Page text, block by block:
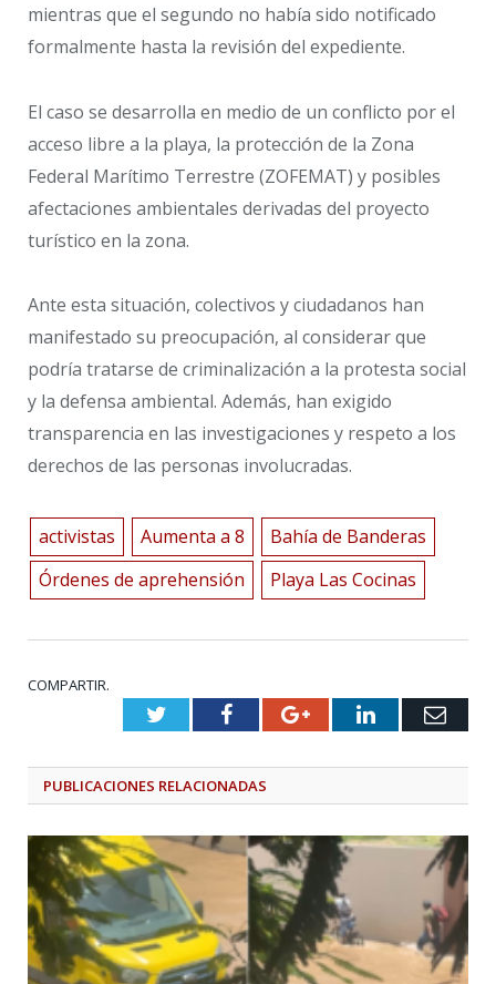
mientras que el segundo no había sido notificado
formalmente hasta la revisión del expediente.
El caso se desarrolla en medio de un conflicto por el
acceso libre a la playa, la protección de la Zona
Federal Marítimo Terrestre (ZOFEMAT) y posibles
afectaciones ambientales derivadas del proyecto
turístico en la zona.
Ante esta situación, colectivos y ciudadanos han
manifestado su preocupación, al considerar que
podría tratarse de criminalización a la protesta social
y la defensa ambiental. Además, han exigido
transparencia en las investigaciones y respeto a los
derechos de las personas involucradas.
activistas Aumenta a 8
Bahía de Banderas
Órdenes de aprehensión
Playa Las Cocinas
COMPARTIR.
TwitterFacebookGoogle+LinkedIn
PUBLICACIONES RELACIONADAS